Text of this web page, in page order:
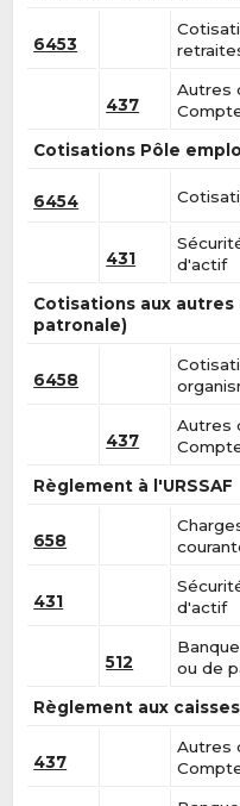
6453
437
Autres
Cotisations Pôle
6454
431
d'actif
Cotisations aux
patronale)
6458
437
Autres
Règlement à l'URSSAF
658
431
d'actif
512
ou de
Règlement aux
437
Autres